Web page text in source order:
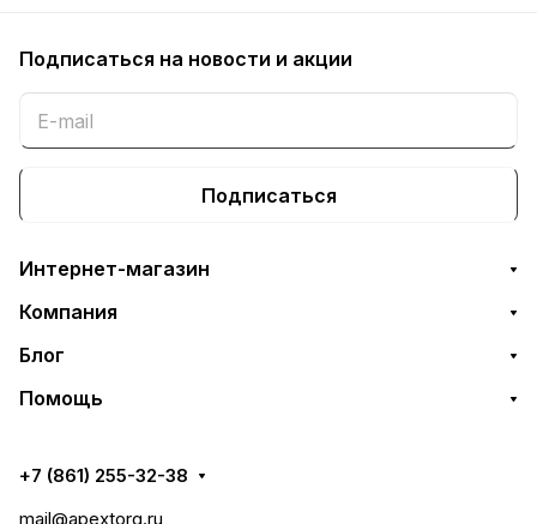
Подписаться на новости и акции
Подписаться
Интернет-магазин
Компания
Блог
Помощь
+7 (861) 255-32-38
mail@apextorg.ru